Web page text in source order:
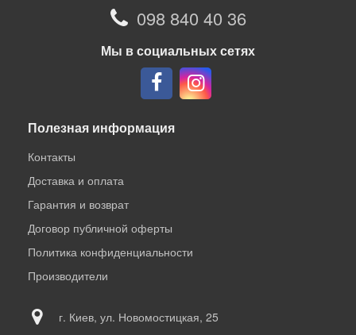
098 840 40 36
Мы в социальных сетях
Полезная информация
Контакты
Доставка и оплата
Гарантия и возврат
Договор публичной оферты
Политика конфиденциальности
Производители
г. Киев, ул. Новомостицкая, 25